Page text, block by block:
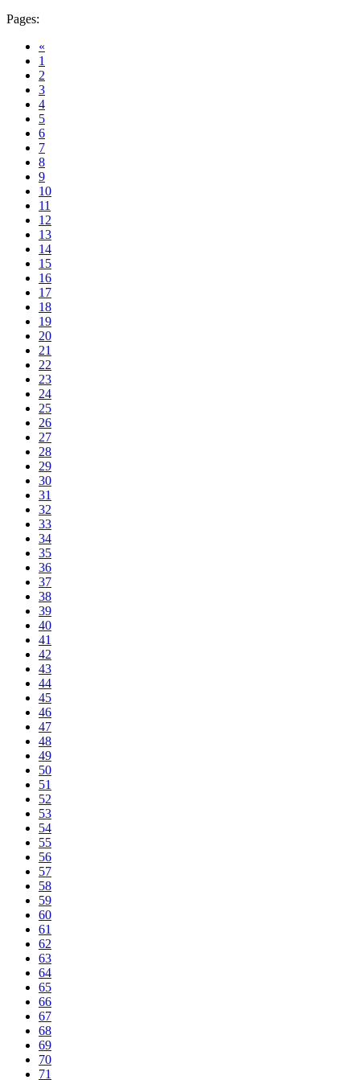
Pages:
«
1
2
3
4
5
6
7
8
9
10
11
12
13
14
15
16
17
18
19
20
21
22
23
24
25
26
27
28
29
30
31
32
33
34
35
36
37
38
39
40
41
42
43
44
45
46
47
48
49
50
51
52
53
54
55
56
57
58
59
60
61
62
63
64
65
66
67
68
69
70
71